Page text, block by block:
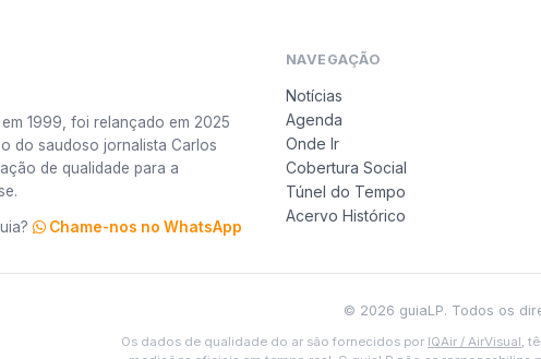
1999, foi relançado em 2025
do saudoso jornalista Carlos
de qualidade para a
Chame-nos no WhatsApp
NAVEGAÇÃO
Notícias
Agenda
Onde Ir
Cobertura Social
Túnel do Tempo
Acervo Histórico
© 2026 guiaLP. Todos os
Os dados de qualidade do ar são fornecidos por IQAir / AirVisual,